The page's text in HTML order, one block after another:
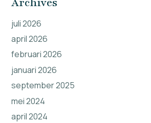
juli 2026
april 2026
februari 2026
januari 2026
september 2025
mei 2024
april 2024